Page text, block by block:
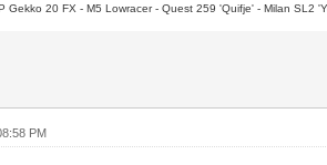
Gekko 20 FX - M5 Lowracer - Quest 259 'Quifje' - Milan SL2
PM